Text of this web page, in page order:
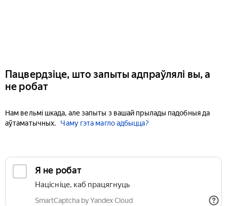
Пацвердзіце, што запыты адпраўлялі вы, а
не робат
Нам вельмі шкада, але запыты з вашай прылады падобныя да
аўтаматычных.
Чаму гэта магло адбыцца?
Я не робат
Націсніце, каб працягнуць
SmartCaptcha by Yandex Cloud